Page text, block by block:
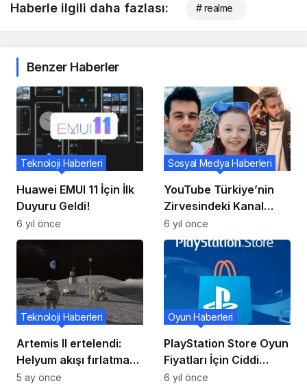
Haberle ilgili daha fazlası: # realme
Benzer Haberler
Huawei EMUI 11 İçin İlk
Duyuru Geldi!
Teknoloji Haberleri
6 yıl önce
YouTube Türkiye’nin
Zirvesindeki Kanal
Herkesi Şaşırttı
Sosyal Medya Haberleri
6 yıl önce
Artemis II ertelendi:
Helyum akışı fırlatma
şansını zora soktu
Teknoloji Haberleri
5 ay önce
PlayStation Store Oyun
Fiyatları İçin Ciddi
Artış!
Oyun Haberleri
6 yıl önce